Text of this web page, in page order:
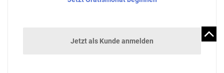
Jetzt als Kunde anmelden